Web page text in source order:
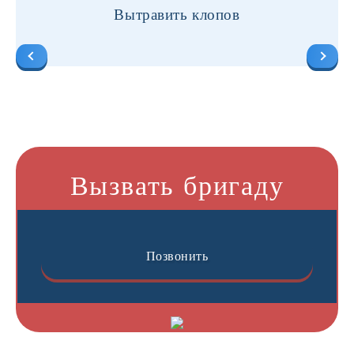
Вытравить клопов
Вызвать бригаду
Позвонить